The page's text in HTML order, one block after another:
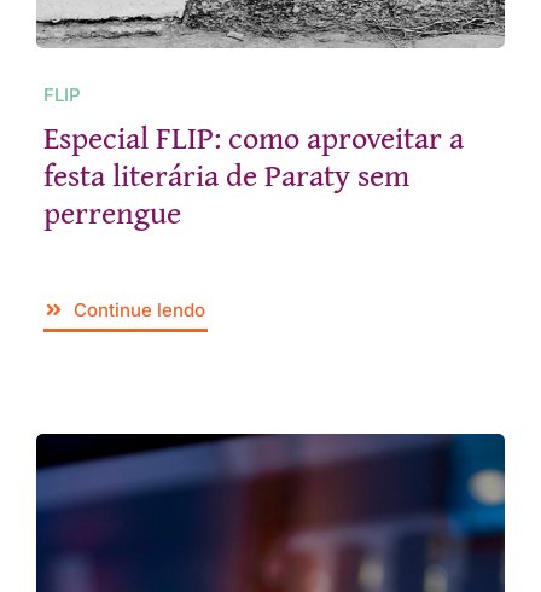
FLIP
Especial FLIP: como aproveitar a
festa literária de Paraty sem
perrengue
Continue lendo